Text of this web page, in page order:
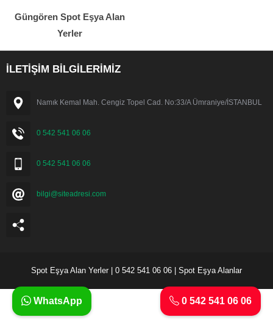
Güngören Spot Eşya Alan
Yerler
İLETİŞİM BİLGİLERİMİZ
Namık Kemal Mah. Cengiz Topel Cad. No:33/A Ümraniye/İSTANBUL
0 542 541 06 06
0 542 541 06 06
bilgi@siteadresi.com
Spot Eşya Alan Yerler | 0 542 541 06 06 | Spot Eşya Alanlar
0 542 541 06 06
WhatsApp